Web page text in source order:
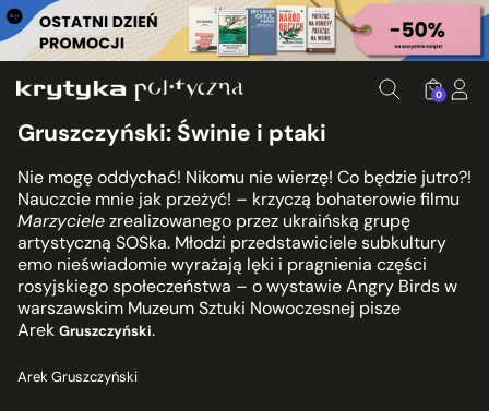
0
Gruszczyński: Świnie i ptaki
Nie mogę oddychać! Nikomu nie wierzę! Co będzie jutro?!
Nauczcie mnie jak przeżyć! – krzyczą bohaterowie filmu
Marzycielezrealizowanego przez ukraińską grupę
artystyczną SOSka. Młodzi przedstawiciele subkultury
emo nieświadomie wyrażają lęki i pragnienia części
rosyjskiego społeczeństwa – o wystawie Angry Birds w
warszawskim Muzeum Sztuki Nowoczesnej pisze
Arek Gruszczyński.
Arek Gruszczyński